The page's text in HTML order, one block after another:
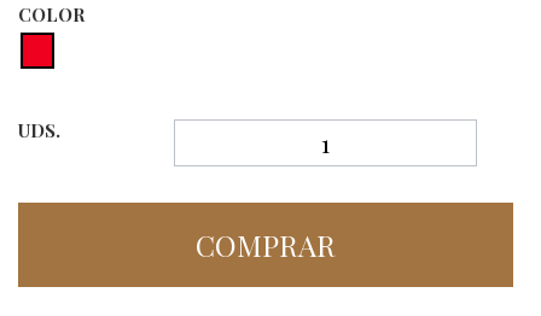
COLOR
UDS.
COMPRAR